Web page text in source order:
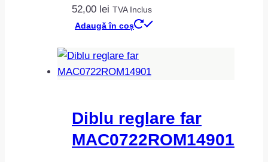
52,00 lei TVA Inclus
Adaugă în coș
Diblu reglare far
MAC0722ROM14901